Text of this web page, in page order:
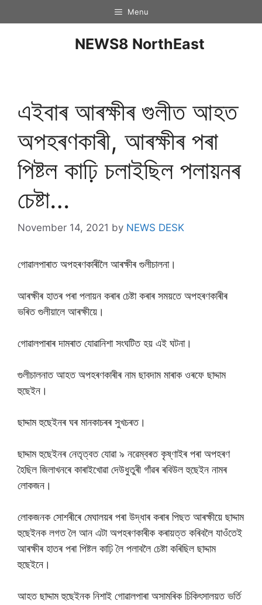
Menu
NEWS8 NorthEast
এইবাৰ আৰক্ষীৰ গুলীত আহত
অপহৰণকাৰী, আৰক্ষীৰ পৰা
পিষ্টল কাঢ়ি চলাইছিল পলায়নৰ
চেষ্টা…
November 14, 2021 by NEWS DESK
গোৱালপাৰাত অপহৰণকাৰীলৈ আৰক্ষীৰ গুলীচালনা।
আৰক্ষীৰ হাতৰ পৰা পলায়ন কৰাৰ চেষ্টা কৰাৰ সময়তে অপহৰণকাৰীৰ
ভৰিত গুলীয়ালে আৰক্ষীয়ে।
গোৱালপাৰাৰ দামৰাত যোৱানিশা সংঘটিত হয় এই ঘটনা।
গুলীচালনাত আহত অপহৰণকাৰীৰ নাম ছাবদাম মাৰাক ওৰফে ছাদ্দাম
হুছেইন।
ছাদ্দাম হুছেইনৰ ঘৰ মানকাচৰৰ সুখচৰত।
ছাদ্দাম হুছেইনৰ নেতৃত্বত যোৱা ৯ নৱেম্বৰত কৃষ্ণাইৰ পৰা অপহৰণ
হৈছিল জিলাখনৰে কাৰাইখোৱা দেউধুতুৰী গাঁৱৰ ৰবিউল হুছেইন নামৰ
লোকজন।
লোকজনক সোশৰীৰে মেঘালয়ৰ পৰা উদ্ধাৰ কৰাৰ পিছত আৰক্ষীয়ে ছাদ্দাম
হুছেইনক লগত লৈ আন এটা অপহৰণকাৰীক কৰায়ত্ত কৰিবলৈ যাওঁতেই
আৰক্ষীৰ হাতৰ পৰা পিষ্টল কাঢ়ি লৈ পলাবলৈ চেষ্টা কৰিছিল ছাদ্দাম
হুছেইনে।
আহত ছাদ্দাম হুছেইনক নিশাই গোৱালপাৰা অসামৰিক চিকিৎসালয়ত ভৰ্তি